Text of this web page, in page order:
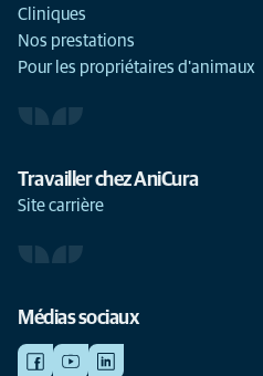
Cliniques
Nos prestations
Pour les propriétaires d'animaux
Travailler chez AniCura
Site carrière
Médias sociaux